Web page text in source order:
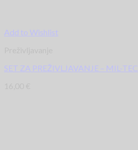
Add to Wishlist
SET ZA PREŽIVLJAVANJE – MIL-TEC